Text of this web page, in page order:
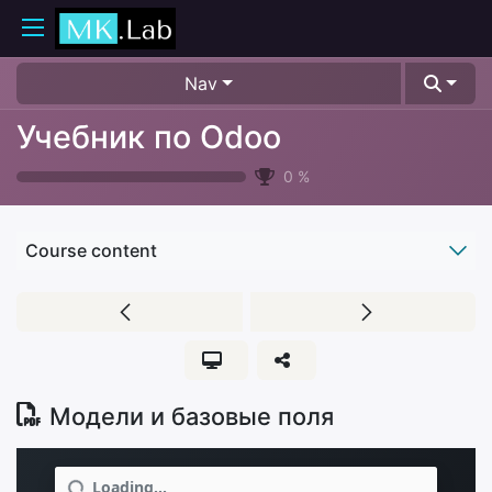
Nav
Учебник по Odoo
0 %
Course content
Модели и базовые поля